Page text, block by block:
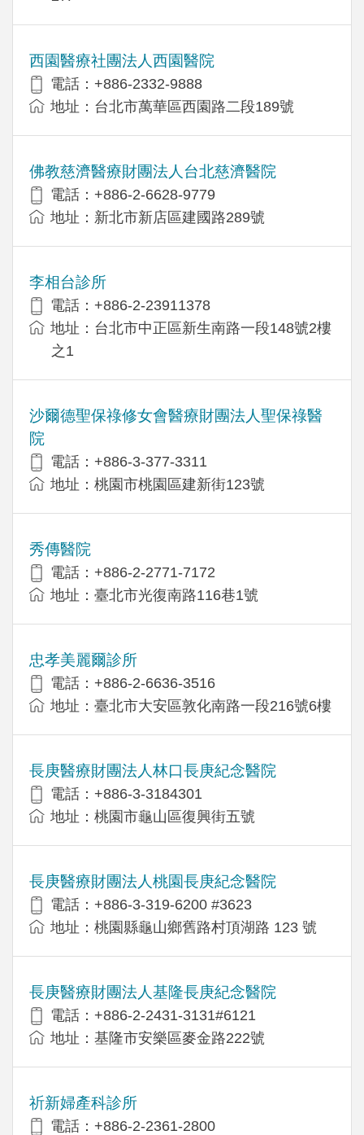
西園醫療社團法人西園醫院
電話：+886-2332-9888
地址：台北市萬華區西園路二段189號
佛教慈濟醫療財團法人台北慈濟醫院
電話：+886-2-6628-9779
地址：新北市新店區建國路289號
李相台診所
電話：+886-2-23911378
地址：台北市中正區新生南路一段148號2樓
之1
沙爾德聖保祿修女會醫療財團法人聖保祿醫
院
電話：+886-3-377-3311
地址：桃園市桃園區建新街123號
秀傳醫院
電話：+886-2-2771-7172
地址：臺北市光復南路116巷1號
忠孝美麗爾診所
電話：+886-2-6636-3516
地址：臺北市大安區敦化南路一段216號6樓
長庚醫療財團法人林口長庚紀念醫院
電話：+886-3-3184301
地址：桃園市龜山區復興街五號
長庚醫療財團法人桃園長庚紀念醫院
電話：+886-3-319-6200 #3623
地址：桃園縣龜山鄉舊路村頂湖路 123 號
長庚醫療財團法人基隆長庚紀念醫院
電話：+886-2-2431-3131#6121
地址：基隆市安樂區麥金路222號
祈新婦產科診所
電話：+886-2-2361-2800